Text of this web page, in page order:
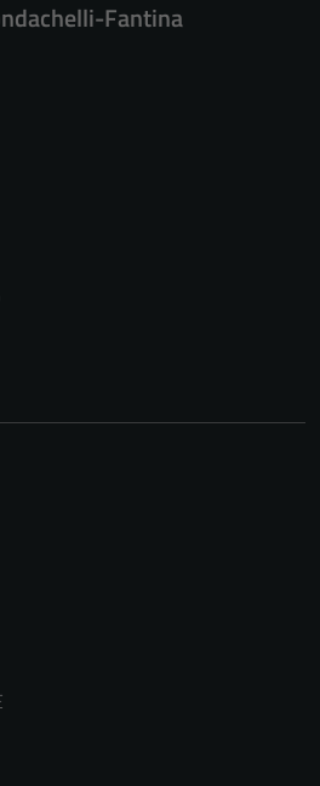
Fantina